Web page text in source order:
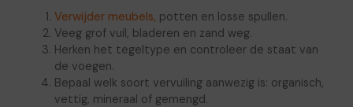
Verwijder meubels, potten en losse spullen.
Veeg grof vuil, bladeren en zand weg.
Herken het tegeltype en controleer de staat van
de voegen.
Bepaal welk soort vervuiling aanwezig is: organisch,
vettig, mineraal of gemengd.